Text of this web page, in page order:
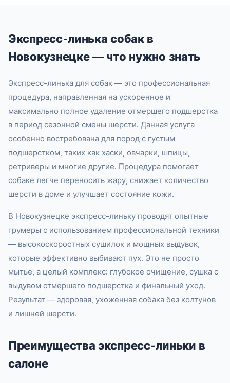
Экспресс-линька собак в
Новокузнецке — что нужно знать
Экспресс-линька для собак — это профессиональная
процедура, направленная на ускоренное и
максимально полное удаление отмершего подшерстка
в период сезонной смены шерсти. Данная услуга
особенно востребована для пород с густым
подшерстком, таких как хаски, овчарки, шпицы,
ретриверы и многие другие. Процедура помогает
собаке легче переносить жару, снижает количество
шерсти в доме и улучшает состояние кожи.
В Новокузнецке экспресс-линьку проводят опытные
грумеры с использованием профессиональной техники
— высокоскоростных сушилок и мощных выдувок,
которые эффективно выбивают пух. Это не просто
мытье, а целый комплекс: глубокое очищение, сушка с
выдувом отмершего подшерстка и финальный уход.
Результат — здоровая, ухоженная собака без колтунов
и лишней шерсти.
Преимущества экспресс-линьки в
салоне